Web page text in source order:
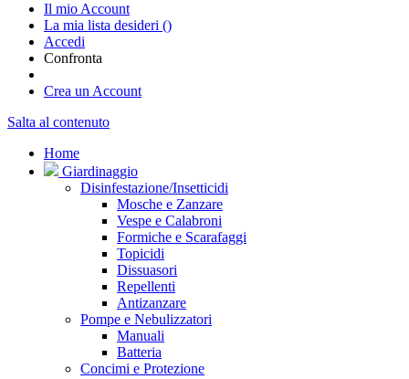
Il mio Account
La mia lista desideri ()
Accedi
Confronta
Crea un Account
Salta al contenuto
Home
Giardinaggio
Disinfestazione/Insetticidi
Mosche e Zanzare
Vespe e Calabroni
Formiche e Scarafaggi
Topicidi
Dissuasori
Repellenti
Antizanzare
Pompe e Nebulizzatori
Manuali
Batteria
Concimi e Protezione